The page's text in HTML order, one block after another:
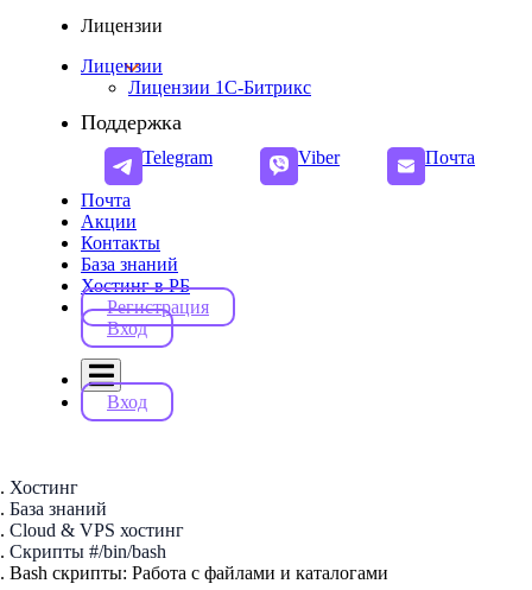
Лицензии
Лицензии
Лицензии 1С-Битрикс
Поддержка
Telegram Viber Почта
Почта
Акции
Контакты
База знаний
Хостинг в РБ
Регистрация
Вход
Вход
Хостинг
База знаний
Cloud & VPS хостинг
Cкрипты #/bin/bash
Bash скрипты: Работа с файлами и каталогами